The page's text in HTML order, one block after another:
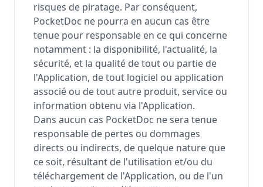
risques de piratage. Par conséquent,
PocketDoc ne pourra en aucun cas être
tenue pour responsable en ce qui concerne
notamment : la disponibilité, l'actualité, la
sécurité, et la qualité de tout ou partie de
l'Application, de tout logiciel ou application
associé ou de tout autre produit, service ou
information obtenu via l'Application.
Dans aucun cas PocketDoc ne sera tenue
responsable de pertes ou dommages
directs ou indirects, de quelque nature que
ce soit, résultant de l'utilisation et/ou du
téléchargement de l'Application, ou de l'un